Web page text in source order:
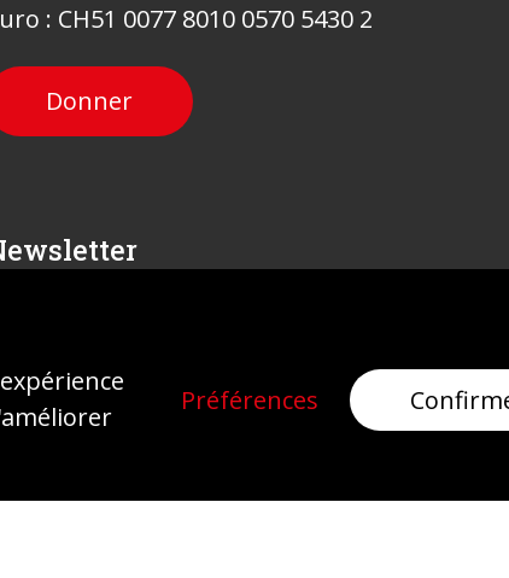
: CH51 0077 8010 0570 5430 2
Donner
Préférences